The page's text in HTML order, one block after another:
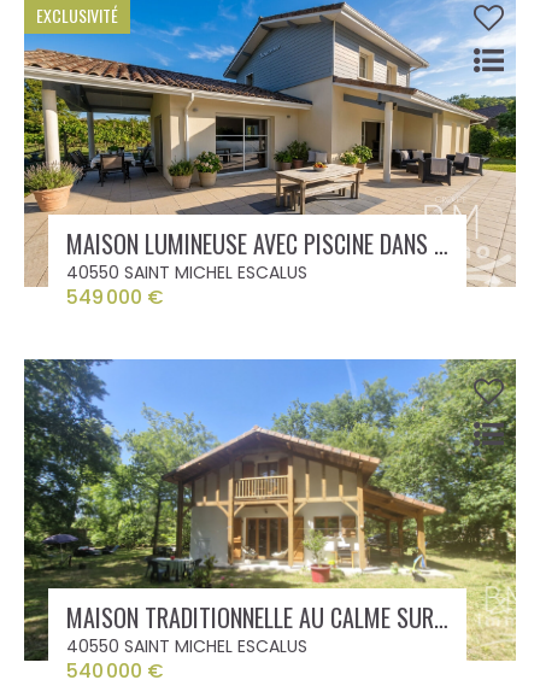
EXCLUSIVITÉ
MAISON LUMINEUSE AVEC PISCINE DANS QUARTIER RESIDENTIEL AU CALME
40550 SAINT MICHEL ESCALUS
549 000 €
MAISON TRADITIONNELLE AU CALME SUR TERRAIN BOISE
40550 SAINT MICHEL ESCALUS
540 000 €